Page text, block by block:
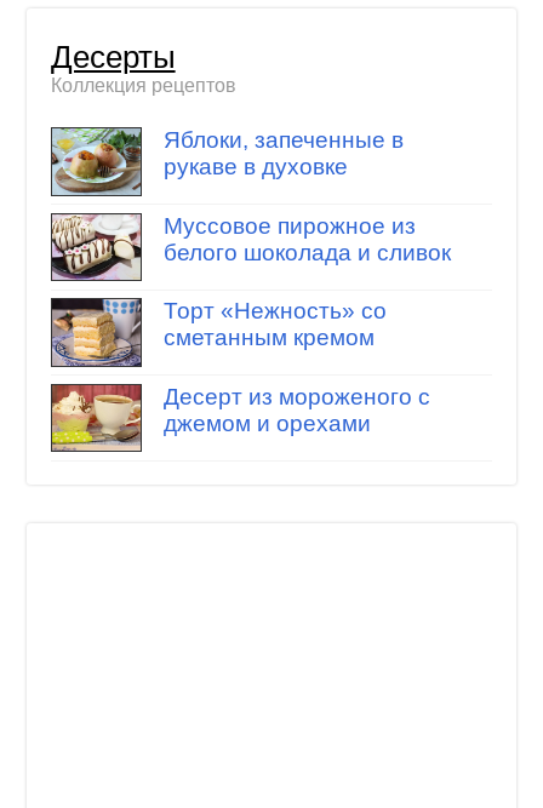
Десерты
Коллекция рецептов
Яблоки, запеченные в
рукаве в духовке
Муссовое пирожное из
белого шоколада и сливок
Торт «Нежность» со
сметанным кремом
Десерт из мороженого с
джемом и орехами